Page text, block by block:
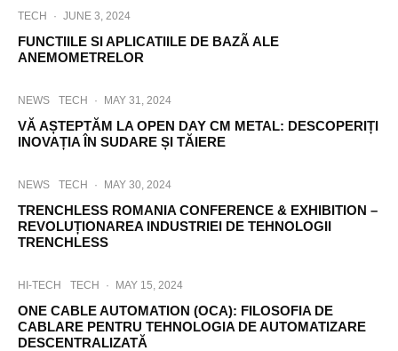
TECH · JUNE 3, 2024
FUNCTIILE SI APLICATIILE DE BAZÃ ALE
ANEMOMETRELOR
NEWS TECH · MAY 31, 2024
VĂ AȘTEPTĂM LA OPEN DAY CM METAL: DESCOPERIȚI
INOVAȚIA ÎN SUDARE ȘI TĂIERE
NEWS TECH · MAY 30, 2024
TRENCHLESS ROMANIA CONFERENCE & EXHIBITION –
REVOLUȚIONAREA INDUSTRIEI DE TEHNOLOGII
TRENCHLESS
HI-TECH TECH · MAY 15, 2024
ONE CABLE AUTOMATION (OCA): FILOSOFIA DE
CABLARE PENTRU TEHNOLOGIA DE AUTOMATIZARE
DESCENTRALIZATĂ